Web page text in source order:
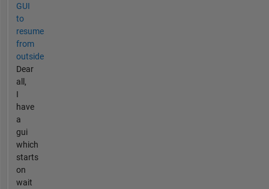
GUI
to
resume
from
outside
Dear
all,
I
have
a
gui
which
starts
on
wait